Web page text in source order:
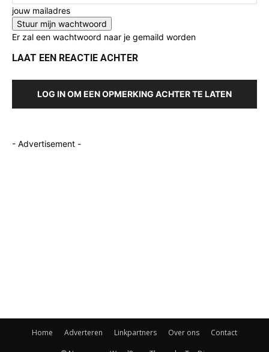
jouw mailadres
Er zal een wachtwoord naar je gemaild worden
LAAT EEN REACTIE ACHTER
LOG IN OM EEN OPMERKING ACHTER TE LATEN
- Advertisement -
Home Adverteren Linkpartners Over ons Contact